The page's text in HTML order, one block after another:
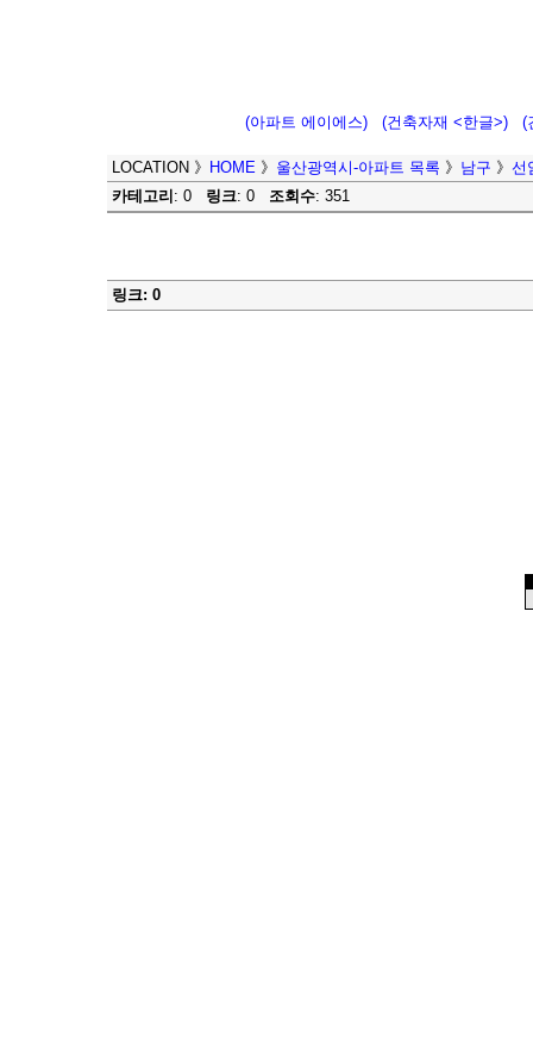
(아파트 에이에스) (건축자재 <한글>) (
LOCATION 》 HOME 》 울산광역시-아파트 목록 》 남구 》 선
카테고리 : 0 링크: 0 조회수: 351
링크: 0